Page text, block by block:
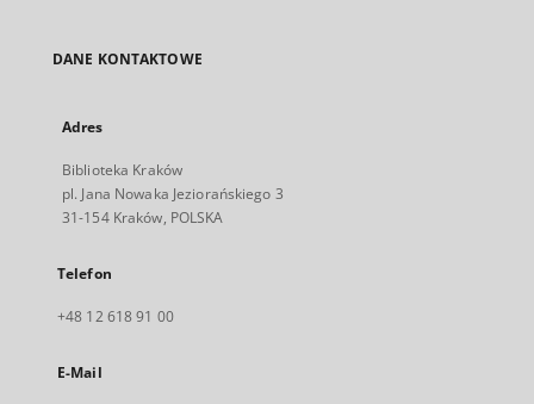
DANE KONTAKTOWE
Adres
Biblioteka Kraków
pl. Jana Nowaka Jeziorańskiego 3
31-154 Kraków, POLSKA
Telefon
+48 12 618 91 00
E-Mail